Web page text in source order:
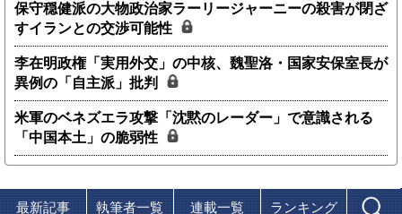
保守穏健派の大物政治家ラーリージャーニーの殺害が閉ざ
すイランとの交渉可能性
李在明政権「実用外交」の中核、魏聖洛・国家安保室長が
異例の「自主派」批判
米軍のベネズエラ攻撃「沈黙のレーダー」で意識される
「中国本土」の脆弱性
最新記事 執筆者一覧 連載一覧 ランキング